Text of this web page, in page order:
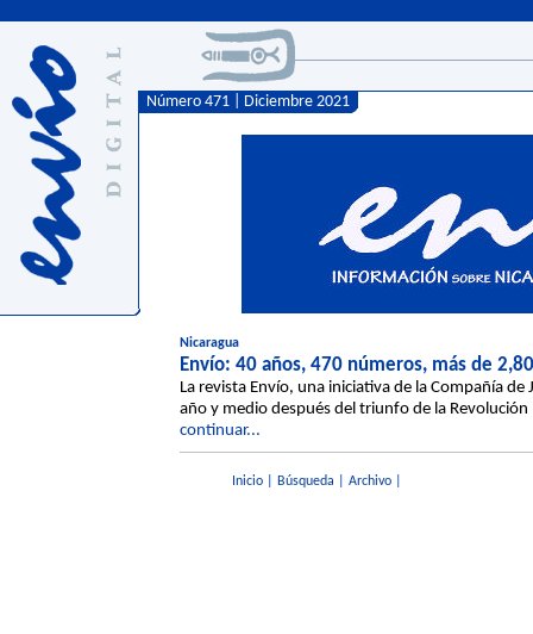
Número 471 | Diciembre 2021
Nicaragua
Envío: 40 años, 470 números, más de
La revista Envío, una iniciativa de la Compañía
año y medio después del triunfo de la
continuar...
Inicio| Búsqueda Archivo|